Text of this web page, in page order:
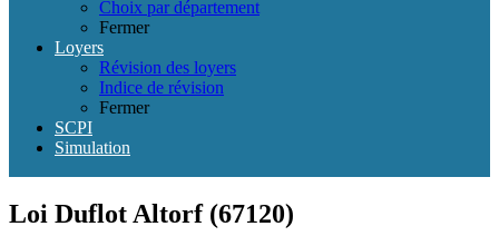
Choix par département
Fermer
Loyers
Révision des loyers
Indice de révision
Fermer
SCPI
Simulation
Loi Duflot Altorf (67120)